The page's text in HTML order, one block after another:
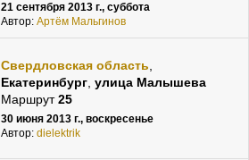
21 сентября 2013 г., суббота
Автор: Артём Мальгинов
Свердловская область,
Екатеринбург, улица Малышева
Маршрут25
30 июня 2013 г., воскресенье
Автор: dielektrik